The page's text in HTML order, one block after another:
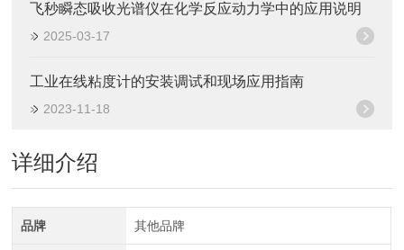
飞秒瞬态吸收光谱仪在化学反应动力学中的应用说明
2025-03-17
工业在线粘度计的安装调试和现场应用指南
2023-11-18
详细介绍
品牌 其他品牌